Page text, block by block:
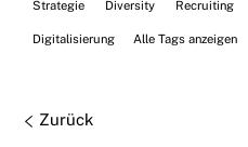
Strategie Diversity Recruiting
Digitalisierung Alle Tags anzeigen
Zurück